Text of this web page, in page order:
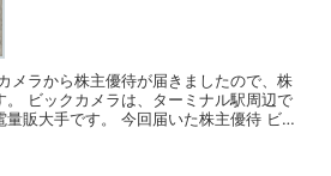
メラから株主優待が届きましたので、株
。 ビックカメラは、ターミナル駅周辺で
販大手です。 今回届いた株主優待 ビッ